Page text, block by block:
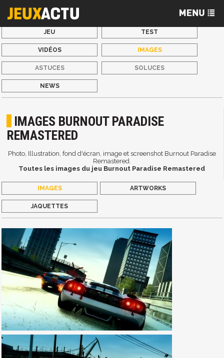
JEU TEST
VIDÉOS IMAGES
ASTUCES SOLUCES
NEWS
IMAGES BURNOUT PARADISE
REMASTERED
Photo, Illustration, fond d'écran, image et screenshot Burnout Paradise
Remastered.
Toutes les images du jeu Burnout Paradise Remastered
IMAGES ARTWORKS
JAQUETTES